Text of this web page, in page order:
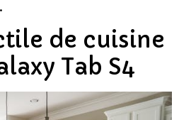
de cuisine
Tab S4